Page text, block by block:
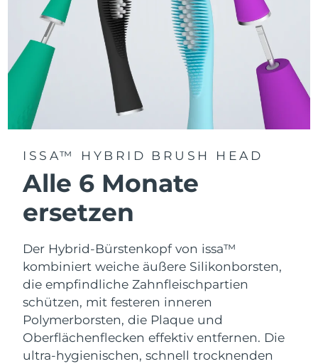
ISSA™ HYBRID BRUSH HEAD
Alle 6 Monate
ersetzen
Der Hybrid-Bürstenkopf von issa™
kombiniert weiche äußere Silikonborsten,
die empfindliche Zahnfleischpartien
schützen, mit festeren inneren
Polymerborsten, die Plaque und
Oberflächenflecken effektiv entfernen. Die
ultra-hygienischen, schnell trocknenden